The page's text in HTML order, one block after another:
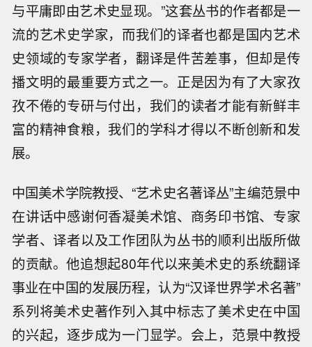
与平庸即由艺术史显现。”这套丛书的作者都是一
流的艺术史学家，而我们的译者也都是国内艺术
史领域的专家学者，翻译是件苦差事，但却是传
播文明的最重要方式之一。正是因为有了大家孜
孜不倦的专研与付出，我们的读者才能有新鲜丰
富的精神食粮，我们的学科才得以不断创新和发
展。
中国美术学院教授、“艺术史名著译丛”主编范景中
在讲话中感谢何香凝美术馆、商务印书馆、专家
学者、译者以及工作团队为丛书的顺利出版所做
的贡献。他追想起80年代以来美术史的系统翻译
事业在中国的发展历程，认为“汉译世界学术名著”
系列将美术史著作列入其中标志了美术史在中国
的兴起，逐步成为一门显学。会上，范景中教授